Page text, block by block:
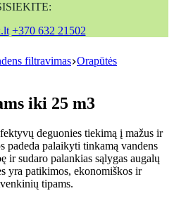
+370 632 21502
filtravimas Orapūtės
iki 25 m3
deguonies tiekimą į mažus ir
padeda palaikyti tinkamą vandens
ir sudaro palankias sąlygas augalų
yra patikimos, ekonomiškos ir
tipams.